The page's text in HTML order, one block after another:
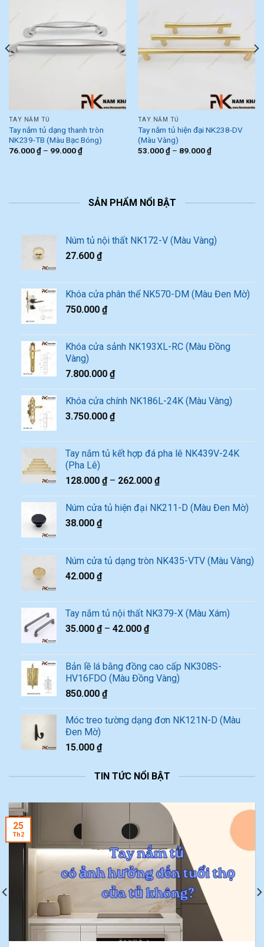
TAY NẮM TỦ
Tay nắm tủ dạng thanh tròn
NK239-TB (Màu Bạc Bóng)
76.000₫– 99.000₫
TAY NẮM TỦ
Tay nắm tủ hiện đại NK238-DV
(Màu Vàng)
53.000₫– 89.000₫
SẢN PHẨM NỔI BẬT
Núm tủ nội thất NK172-V (Màu Vàng)
27.600 ₫
Khóa cửa phân thể NK570-DM (Màu Đen Mờ)
750.000 ₫
Khóa cửa sảnh NK193XL-RC (Màu Đồng
Vàng)
7.800.000 ₫
Khóa cửa chính NK186L-24K (Màu Vàng)
3.750.000 ₫
Tay nắm tủ kết hợp đá pha lê NK439V-24K
(Pha Lê)
128.000 ₫– 262.000 ₫
Núm cửa tủ hiện đại NK211-D (Màu Đen Mờ)
38.000 ₫
Núm cửa tủ dạng tròn NK435-VTV (Màu Vàng)
42.000 ₫
Tay nắm tủ nội thất NK379-X (Màu Xám)
35.000 ₫– 42.000 ₫
Bản lề lá bằng đồng cao cấp NK308S-
HV16FDO (Màu Đồng Vàng)
850.000 ₫
Móc treo tường dạng đơn NK121N-D (Màu
Đen Mờ)
15.000 ₫
TIN TỨC NỔI BẬT
25
Th2